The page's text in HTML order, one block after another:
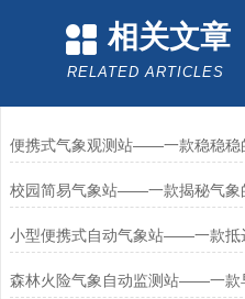
相关文章
RELATED ARTICLES